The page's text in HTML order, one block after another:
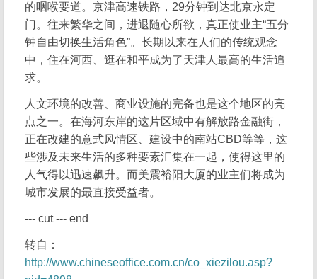
的咽喉要道。京津高速铁路，29分钟到达北京永定
门。往来繁华之间，进退随心所欲，真正使业主“五分
钟自由切换生活角色”。长期以来在人们的传统观念
中，住在河西、逛在和平成为了天津人最高的生活追
求。
人文环境的改善、商业设施的完备也是这个地区的亮
点之一。在海河东岸的这片区域中有解放路金融街，
正在改建的意式风情区、建设中的南站CBD等等，这
些涉及未来生活的多种要素汇集在一起，使得这里的
人气得以迅速飙升。而美震裕阳大厦的业主们将成为
城市发展的最直接受益者。
--- cut --- end
转自：
http://www.chineseoffice.com.cn/co_xiezilou.asp?